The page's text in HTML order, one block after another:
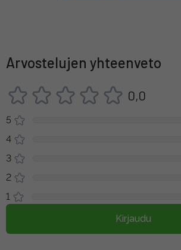
Arvostelujen yhteenveto
0,0
5
4
3
2
1
Kirjaudu